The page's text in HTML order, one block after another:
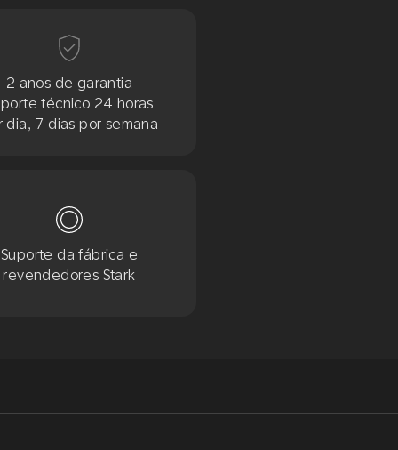
2 anos de garantia
técnico 24 horas
dia, 7 dias por semana
Suporte da fábrica e
revendedores Stark